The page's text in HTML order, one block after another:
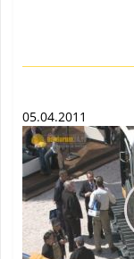
05.04.2011